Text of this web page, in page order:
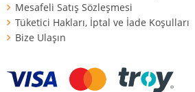
Mesafeli Satış Sözleşmesi
Tüketici Hakları, İptal ve İade Koşulları
Bize Ulaşın